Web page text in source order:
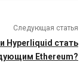
Следующая статья
Hyperliquid стать
Ethereum?